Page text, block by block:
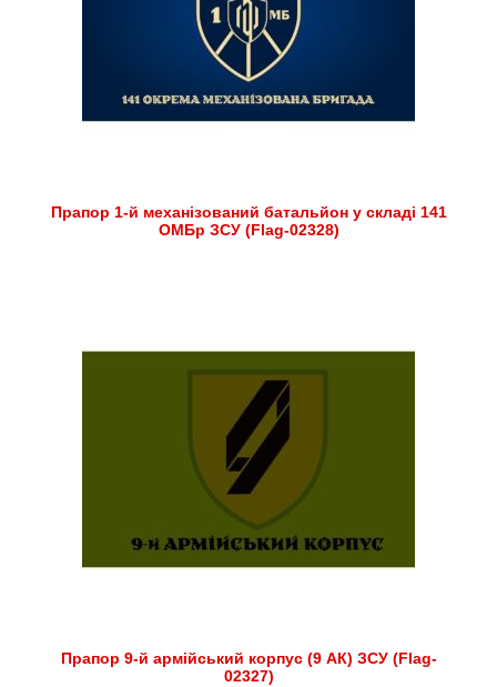
Прапор 1-й механізований батальйон у складі 141
ОМБр ЗСУ (Flag-02328)
Прапор 9-й армійський корпус (9 АК) ЗСУ (Flag-
02327)